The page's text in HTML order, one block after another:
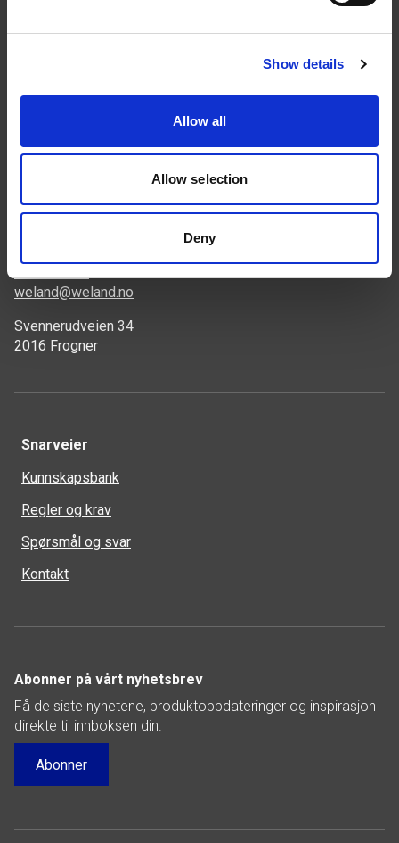
Show details
Allow all
Allow selection
Deny
weland@weland.no
Svennerudveien 34
2016 Frogner
Snarveier
Kunnskapsbank
Regler og krav
Spørsmål og svar
Kontakt
Abonner på vårt nyhetsbrev
Få de siste nyhetene, produktoppdateringer og inspirasjon
direkte til innboksen din.
Abonner